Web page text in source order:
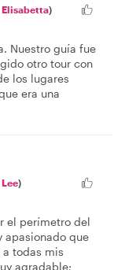
Elisabetta)
Nuestro guía fue
otro tour con
los lugares
era una
Lee)
el perímetro del
apasionado que
todas mis
agradable;